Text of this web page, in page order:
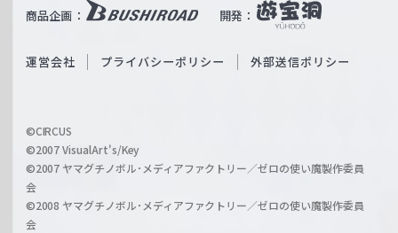
ß
c
a
r
z
商品企画： 開発：
b
O
i
l
運営会社 プライバシーポリシー 外部送信ポリシー
©CIRCUS
©2007 VisualArt's/Key
©2007 ヤマグチノボル･メディアファクトリー／ゼロの使い魔製作委員
会
©2008 ヤマグチノボル･メディアファクトリー／ゼロの使い魔製作委員
会